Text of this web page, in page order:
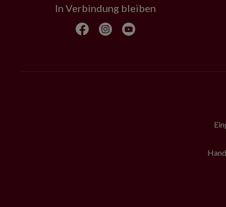
In Verbindung bleiben